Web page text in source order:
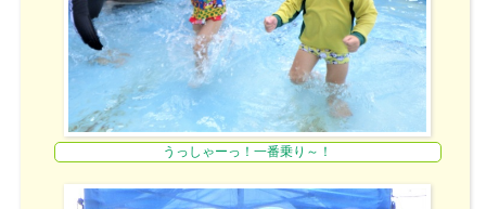
うっしゃーっ！一番乗り～！